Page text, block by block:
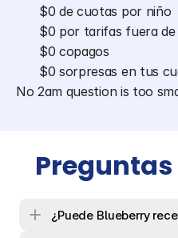
$0 de cuotas por niño
$0 por tarifas fuera
$0 copagos
$0 sorpresas en tus
No 2am question is too
¿Puede Blueberry